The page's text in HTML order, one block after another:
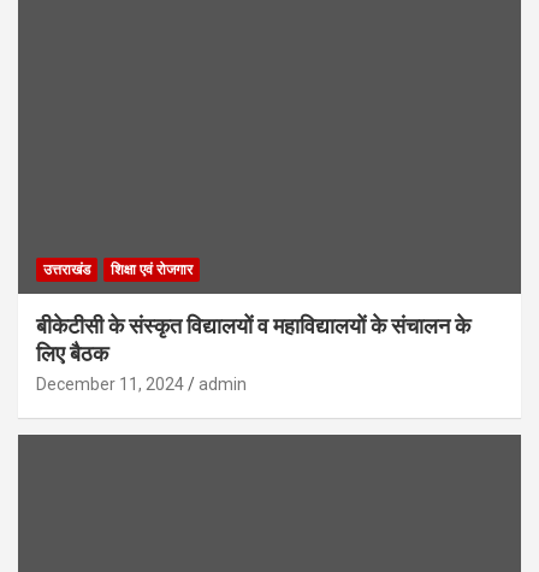
उत्तराखंड शिक्षा एवं रोजगार
बीकेटीसी के संस्कृत विद्यालयों व महाविद्यालयों के संचालन के
लिए बैठक
December 11, 2024 admin